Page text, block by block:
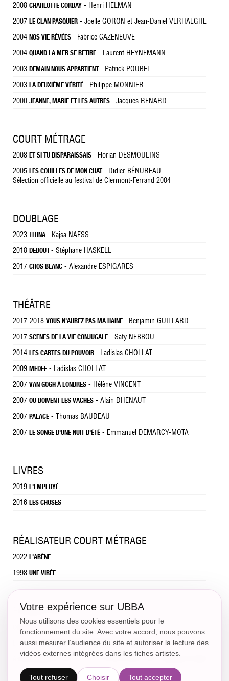
2008 CHARLOTTE CORDAY - Henri HELMAN
2007 LE CLAN PASQUIER - Joëlle GORON et Jean-Daniel VERHAEGHE
2004 NOS VIE RÊVÉES - Fabrice CAZENEUVE
2004 QUAND LA MER SE RETIRE - Laurent HEYNEMANN
2003 DEMAIN NOUS APPARTIENT - Patrick POUBEL
2003 LA DEUXIÈME VÉRITÉ - Philippe MONNIER
2000 JEANNE, MARIE ET LES AUTRES - Jacques RENARD
COURT MÉTRAGE
2008 ET SI TU DISPARAISSAIS - Florian DESMOULINS
2005 LES COUILLES DE MON CHAT - Didier BÉNUREAU
Sélection officielle au festival de Clermont-Ferrand 2004
DOUBLAGE
2023 TITINA- Kajsa NAESS
2018 DEBOUT - Stéphane HASKELL
2017 CROS BLANC - Alexandre ESPIGARES
THÉÂTRE
2017-2018 VOUS N'AUREZ PAS MA HAINE - Benjamin GUILLARD
2017 SCENES DE LA VIE CONJUGALE - Safy NEBBOU
2014 LES CARTES DU POUVOIR - Ladislas CHOLLAT
2009 MEDEE - Ladislas CHOLLAT
2007 VAN GOGH À LONDRES - Hélène VINCENT
2007 OU BOIVENT LES VACHES - Alain DHENAUT
2007 PALACE - Thomas BAUDEAU
2007 LE SONGE D'UNE NUIT D'ÉTÉ - Emmanuel DEMARCY-MOTA
LIVRES
2019 L'EMPLOYÉ
2016 LES CHOSES
RÉALISATEUR COURT MÉTRAGE
2022 L'ARÈNE
1998 UNE VIRÉE
FORMATION
CONSERVATOIRE DU XX AVEC PASCALE PARSAT
LYCÉE CLAUDE MONET AVEC EMMANUELLE DEMMARCY-
ASSOCIATION DES ARTS ET DE LA CULTURE (ADAC) AVEC FRANÇOISE KERVER
Votre expérience sur UBBA
Nous utilisons des cookies essentiels pour le
fonctionnement du site. Avec votre accord, nous pouvons
aussi mesurer l’audience du site et autoriser la lecture des
vidéos externes intégrées dans les fiches artistes.
Tout refuser Choisir Tout accepter